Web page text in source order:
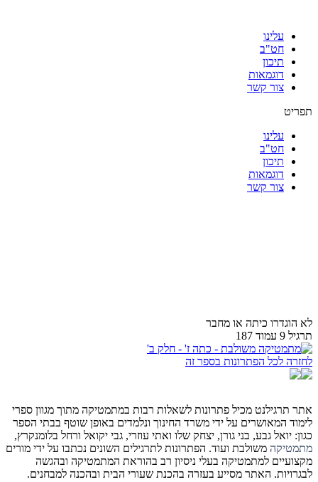
עלינו
חט"ב
תיכון
דוגמאות
צור קשר
תפריט
עלינו
חט"ב
תיכון
דוגמאות
צור קשר
לא הוגדרו כיתה או מחבר
תרגיל 9 עמוד 187
לחזרה לכל הפתרונות בספר זה
אתר תרגילנט מכיל פתרונות לשאלות רבות במתמטיקה מתוך מגוון ספרי
לימוד המאושרים על ידי משרד החינוך ונלמדים באופן שוטף בבתי הספר
כגון: יואל גבע, בני גורן, יצחק שלו ואתי עוזרי, גבי יקואל ורחל בלומנקרץ,
מתמטיקה משולבת ועוד. הפתרונות לתרגילים השונים נכתבו על ידי מורים
מקצועיים למתמטיקה בעלי ניסיון רב בהוראת המתמטיקה ובהגשה
לבגרויות. האתר מסייע בעזרה בהכנת שעורי הבית ובהכנה למבחנים.